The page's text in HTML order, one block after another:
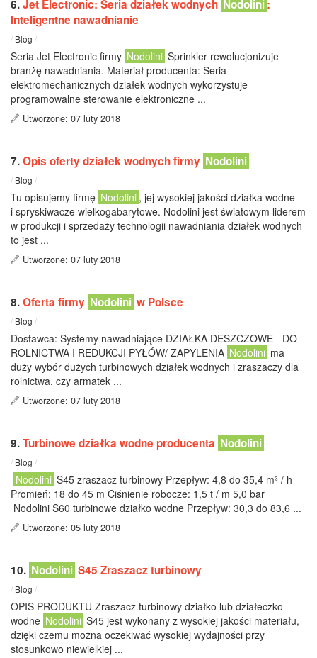
6.Jet Electronic: Seria działek wodnych Nodolini:
Inteligentne nawadnianie
/ Blog /
Seria Jet Electronic firmy Nodolini Sprinkler rewolucjonizuje
branżę nawadniania. Materiał producenta: Seria
elektromechanicznych działek wodnych wykorzystuje
programowalne sterowanie elektroniczne ...
Utworzone: 07 luty 2018
7.Opis oferty działek wodnych firmy Nodolini
/ Blog /
Tu opisujemy firmę Nodolini , jej wysokiej jakości działka wodne
i spryskiwacze wielkogabarytowe. Nodolini jest światowym liderem
w produkcji i sprzedaży technologii nawadniania działek wodnych
to jest ...
Utworzone: 07 luty 2018
8.Oferta firmy Nodolini w Polsce
/ Blog /
Dostawca: Systemy nawadniające DZIAŁKA DESZCZOWE - DO
ROLNICTWA I REDUKCJI PYŁÓW/ ZAPYLENIA Nodolini ma
duży wybór dużych turbinowych działek wodnych i zraszaczy dla
rolnictwa, czy armatek ...
Utworzone: 07 luty 2018
9.Turbinowe działka wodne producenta Nodolini
/ Blog /
Nodolini S45 zraszacz turbinowy Przepływ: 4,8 do 35,4 m³ / h
Promień: 18 do 45 m Ciśnienie robocze: 1,5 t / m 5,0 bar
Nodolini S60 turbinowe działko wodne Przepływ: 30,3 do 83,6 ...
Utworzone: 05 luty 2018
10. Nodolini S45 Zraszacz turbinowy
/ Blog /
OPIS PRODUKTU Zraszacz turbinowy działko lub działeczko
wodne Nodolini S45 jest wykonany z wysokiej jakości materiału,
dzięki czemu można oczekiwać wysokiej wydajności przy
stosunkowo niewielkiej ...